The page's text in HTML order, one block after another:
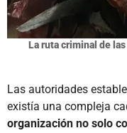
La ruta criminal de
Las autoridades
existía una compleja
organización no solo